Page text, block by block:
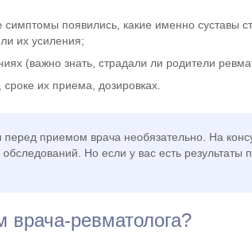
симптомы появились, какие именно суставы
их усиления;
(важно знать, страдали ли родители
их приема, дозировках.
приемом врача необязательно. На
Но если у вас есть
врача-ревматолога?